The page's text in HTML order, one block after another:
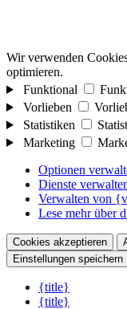
Wir verwenden
optimieren.
Funktional
Vorlieben
Statistiken
Marketing
Optionen
Dienste
Verwalten von
Lese mehr über
Cookies akzeptieren
Einstellungen speichern
{title}
{title}